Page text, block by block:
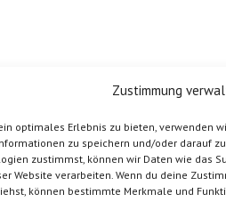
Zustimmung
optimales Erlebnis zu bieten, verwenden
zu speichern und/oder darauf
zustimmst, können wir Daten wie das
Website verarbeiten. Wenn du deine
können bestimmte Merkmale und